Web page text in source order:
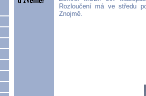
Rozloučení má ve středu
Znojmě.